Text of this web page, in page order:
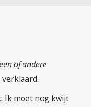
een of andere
verklaard.
Ik moet nog kwijt